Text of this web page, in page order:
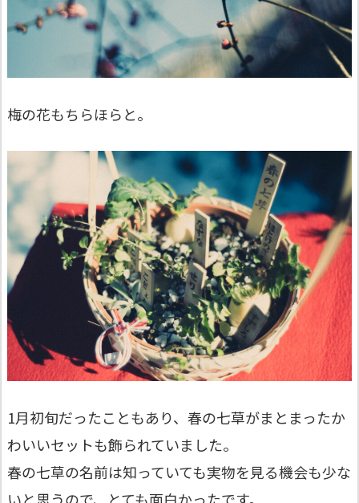
梅の花もちらほらと。
1月初旬だったこともあり、春の七草がまとまったか
わいいセットも飾られていました。
春の七草の名前は知っていても実物を見る機会も少な